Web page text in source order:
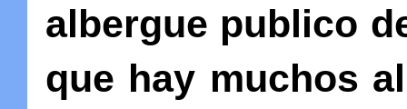
albergue publico
que hay muchos